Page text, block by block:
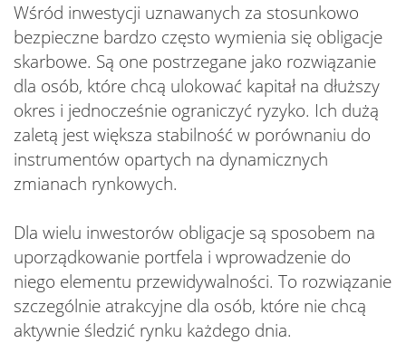
Wśród inwestycji uznawanych za stosunkowo
bezpieczne bardzo często wymienia się obligacje
skarbowe. Są one postrzegane jako rozwiązanie
dla osób, które chcą ulokować kapitał na dłuższy
okres i jednocześnie ograniczyć ryzyko. Ich dużą
zaletą jest większa stabilność w porównaniu do
instrumentów opartych na dynamicznych
zmianach rynkowych.
Dla wielu inwestorów obligacje są sposobem na
uporządkowanie portfela i wprowadzenie do
niego elementu przewidywalności. To rozwiązanie
szczególnie atrakcyjne dla osób, które nie chcą
aktywnie śledzić rynku każdego dnia.